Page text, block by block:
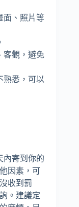
面、照片等
客觀，避免
熟悉，可以
內寄到你的
因素，可
收到罰
。建議定